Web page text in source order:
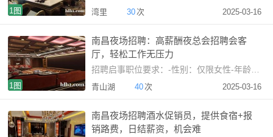
1图 湾里 30次 2025-03-16
1图
南昌夜场招聘：高薪酬夜总会招聘会客
厅，轻松工作无压力
招聘启事职位要求：-性别：仅限女性-年龄：18-30岁-身高：净身
青山湖 40次 2025-03-16
南昌夜场招聘酒水促销员，提供食宿+报
销路费，日结薪资，机会难